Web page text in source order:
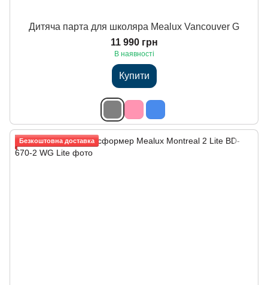
Дитяча парта для школяра Mealux Vancouver G
11 990 грн
В наявності
Купити
Безкоштовна доставка